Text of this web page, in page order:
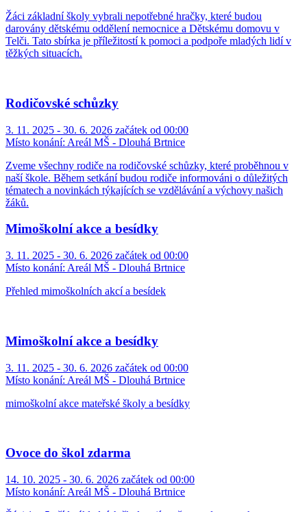
Žáci základní školy vybrali nepotřebné hračky, které budou
darovány dětskému oddělení nemocnice a Dětskému domovu v
Telči. Tato sbírka je příležitostí k pomoci a podpoře mladých lidí v
těžkých situacích.
Rodičovské schůzky
3. 11. 2025 - 30. 6. 2026 začátek od 00:00
Místo konání: Areál MŠ - Dlouhá Brtnice
Zveme všechny rodiče na rodičovské schůzky, které proběhnou v
naší škole. Během setkání budou rodiče informováni o důležitých
tématech a novinkách týkajících se vzdělávání a výchovy našich
žáků.
Mimoškolní akce a besídky
3. 11. 2025 - 30. 6. 2026 začátek od 00:00
Místo konání: Areál MŠ - Dlouhá Brtnice
Přehled mimoškolních akcí a besídek
Mimoškolní akce a besídky
3. 11. 2025 - 30. 6. 2026 začátek od 00:00
Místo konání: Areál MŠ - Dlouhá Brtnice
mimoškolní akce mateřské školy a besídky
Ovoce do škol zdarma
14. 10. 2025 - 30. 6. 2026 začátek od 00:00
Místo konání: Areál MŠ - Dlouhá Brtnice